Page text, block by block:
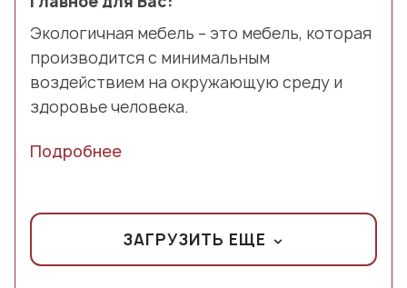
Экологичная мебель – это мебель, которая
производится с минимальным
воздействием на окружающую среду и
здоровье человека.
Подробнее
ЗАГРУЗИТЬ ЕЩЕ